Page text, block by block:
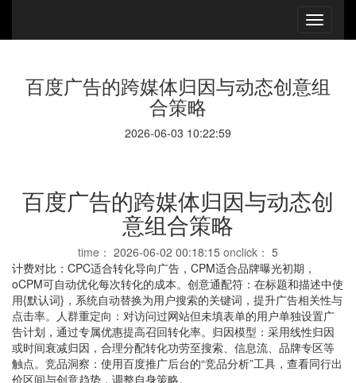
百度广告的跨媒体归因与动态创意组
合策略
2026-06-03 10:22:59
百度广告的跨媒体归因与动态创
意组合策略
time： 2026-06-02 00:18:15 onclick： 5
计费对比：CPC适合转化导向广告，CPM适合品牌曝光初期，
oCPM可自动优化每次转化的成本。创意通配符：在标题和描述中使
用{默认词}，系统自动替换为用户搜索的关键词，提升广告相关性与
点击率。人群重定向：对访问过网站但未填表单的用户单独设置广
告计划，通过专属优惠提高召回转化率。归因模型：采用线性归因
或时间衰减归因，合理分配转化功劳至搜索、信息流、品牌专区等
触点。竞品洞察：使用百度推广后台的“竞品分析”工具，查看同行出
价区间与创意趋势，调整自身策略。